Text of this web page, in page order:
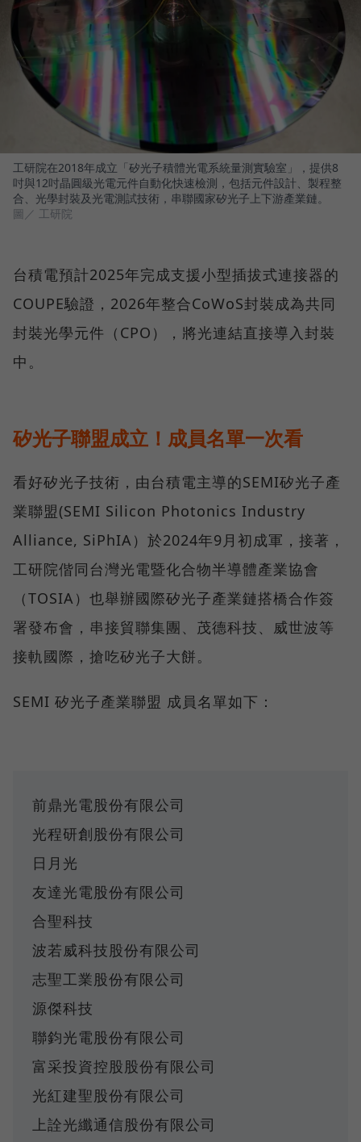
工研院在2018年成立「矽光子積體光電系統量測實驗室」，提供8
吋與12吋晶圓級光電元件自動化快速檢測，包括元件設計、製程整
合、光學封裝及光電測試技術，串聯國家矽光子上下游產業鏈。
圖／ 工研院
台積電預計2025年完成支援小型插拔式連接器的
COUPE驗證，2026年整合CoWoS封裝成為共同
封裝光學元件（CPO），將光連結直接導入封裝
中。
矽光子聯盟成立！成員名單一次看
看好矽光子技術，由台積電主導的SEMI矽光子產
業聯盟(SEMI Silicon Photonics Industry
Alliance, SiPhIA）於2024年9月初成軍，接著，
工研院偕同台灣光電暨化合物半導體產業協會
（TOSIA）也舉辦國際矽光子產業鏈搭橋合作簽
署發布會，串接貿聯集團、茂德科技、威世波等
接軌國際，搶吃矽光子大餅。
SEMI 矽光子產業聯盟 成員名單如下：
前鼎光電股份有限公司
光程研創股份有限公司
日月光
友達光電股份有限公司
合聖科技
波若威科技股份有限公司
志聖工業股份有限公司
源傑科技
聯鈞光電股份有限公司
富采投資控股股份有限公司
光紅建聖股份有限公司
上詮光纖通信股份有限公司